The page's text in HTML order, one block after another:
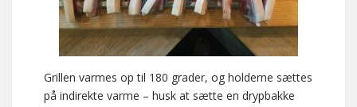
Grillen varmes op til 180 grader, og holderne sættes
på indirekte varme – husk at sætte en drypbakke